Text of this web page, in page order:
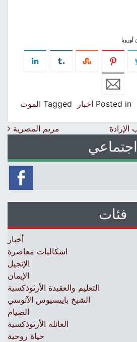
Posted in أخبار Tagged الموت
مريم المصرية
اجتماعي
فئات
أخبار
اشكاليات معاصرة
الإنجيل
الإيمان
التعليم والعقيدة الأرثوذكسية
الشيخ باييسيوس الآثوسي
الصيام
العائلة الأرثوذكسية
حياة روحية